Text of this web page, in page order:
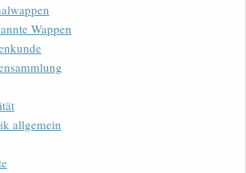
Wappen
allgemein